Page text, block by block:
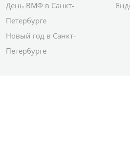
День ВМФ в Санкт-
Петербурге
Новый год в Санкт-
Петербурге